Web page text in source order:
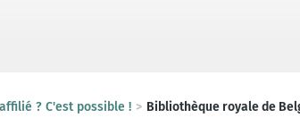
? C'est possible ! Bibliothèque royale de